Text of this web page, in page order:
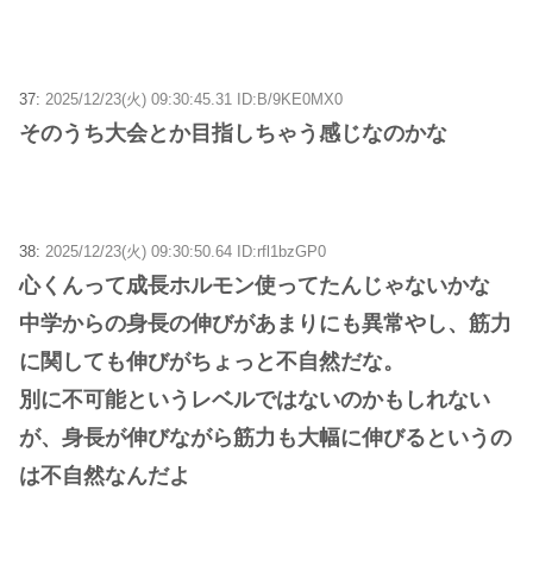
37: 2025/12/23(火) 09:30:45.31 ID:B/9KE0MX0
そのうち大会とか目指しちゃう感じなのかな
38: 2025/12/23(火) 09:30:50.64 ID:rfl1bzGP0
心くんって成長ホルモン使ってたんじゃないかな
中学からの身長の伸びがあまりにも異常やし、筋力
に関しても伸びがちょっと不自然だな。
別に不可能というレベルではないのかもしれない
が、身長が伸びながら筋力も大幅に伸びるというの
は不自然なんだよ